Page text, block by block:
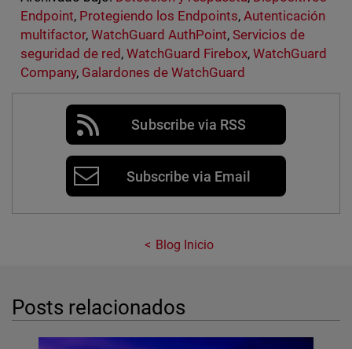
Endpoint, Protegiendo los Endpoints,Autenticación
multifactor, WatchGuard AuthPoint,Servicios de
seguridad de red, WatchGuard Firebox,WatchGuard
Company, Galardones de WatchGuard
Subscribe via RSS
Subscribe via Email
Blog Inicio
Posts relacionados